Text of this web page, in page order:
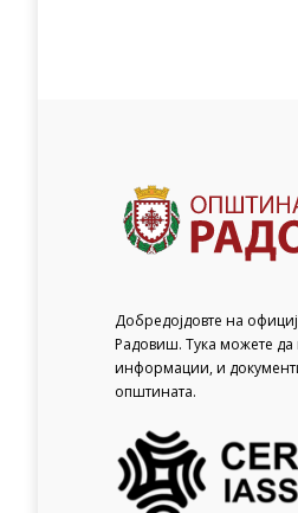
Добредојдовте на
Радовиш. Тука можете да
информации, и
општината.